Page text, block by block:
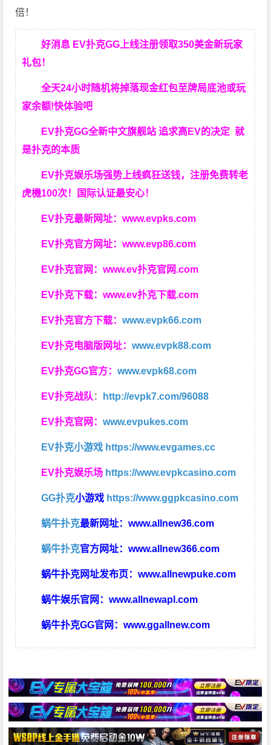
倍！
好消息 EV扑克GG上线注册领取350美金新玩家
礼包！
全天24小时随机将掉落现金红包至牌局底池或玩
家余额!快体验吧
EV扑克GG全新中文旗舰站 追求高EV的决定就
是扑克的本质
EV扑克娱乐场强势上线疯狂送钱，注册免费转老
虎機100次！国际认证最安心！
EV扑克最新网址：www.evpks.com
EV扑克官方网址：www.evp86.com
EV扑克官网：www.ev扑克官网.com
EV扑克下载：www.ev扑克下载.com
EV扑克官方下载：www.evpk66.com
EV扑克电脑版网址：www.evpk88.com
EV扑克GG官方：www.evpk68.com
EV扑克战队 ： http://evpk7.com/96088
EV扑克官网：www.evpukes.com
EV扑克小游戏 https://www.evgames.cc
EV扑克娱乐场 https://www.evpkcasino.com
GG扑克小游戏 https://www.ggpkcasino.com
蜗牛扑克最新网址：www.allnew36.com
蜗牛扑克官方网址：www.allnew366.com
蜗牛扑克网址发布页：www.allnewpuke.com
蜗牛娱乐官网：www.allnewapl.com
蜗牛扑克GG官网：www.ggallnew.com